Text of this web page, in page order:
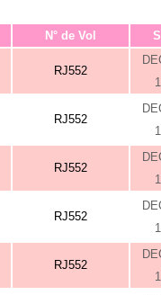
N° de Vol
RJ552
RJ552
RJ552
RJ552
RJ552